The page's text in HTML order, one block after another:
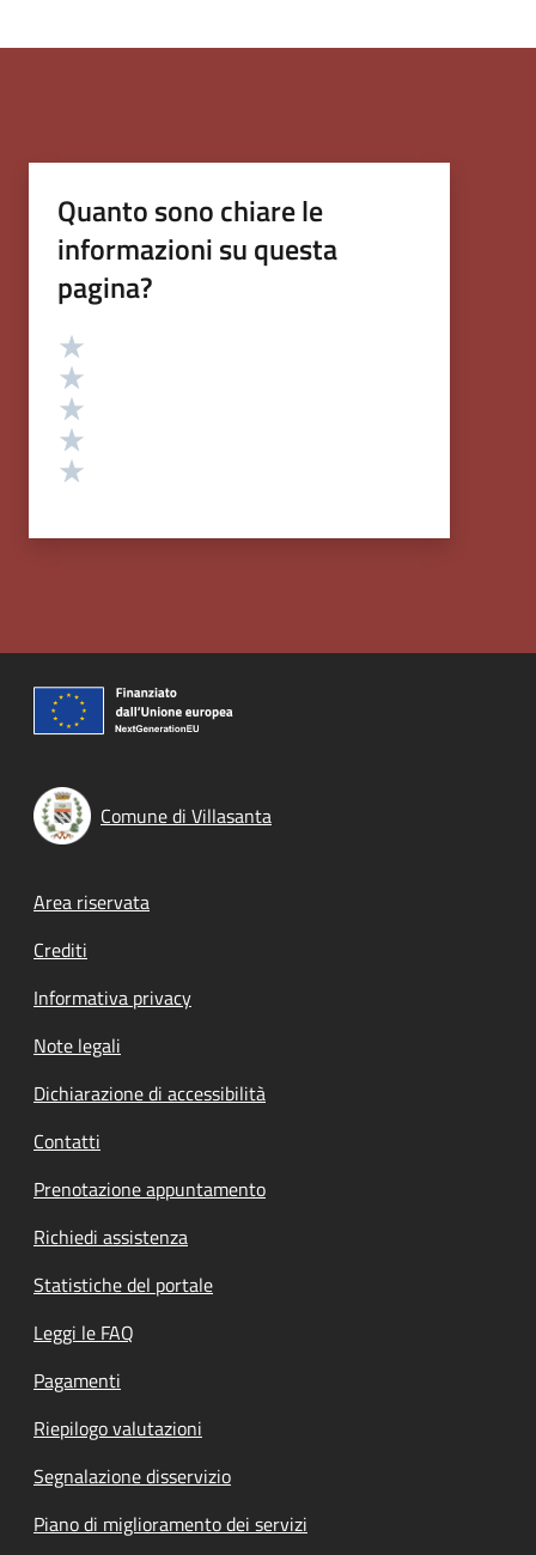
Quanto sono chiare le
informazioni su questa
pagina?
Valutazione
Comune di Villasanta
Footer menu
Area riservata
Crediti
Informativa privacy
Note legali
Dichiarazione di accessibilità
Contatti
Prenotazione appuntamento
Richiedi assistenza
Statistiche del portale
Leggi le FAQ
Pagamenti
Riepilogo valutazioni
Segnalazione disservizio
Piano di miglioramento dei servizi